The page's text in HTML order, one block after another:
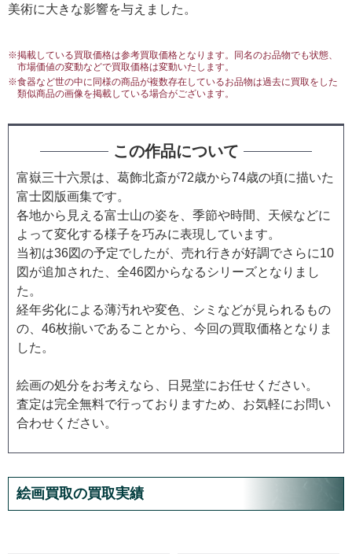
美術に大きな影響を与えました。
※掲載している買取価格は参考買取価格となります。同名のお品物でも状態、
市場価値の変動などで買取価格は変動いたします。
※食器など世の中に同様の商品が複数存在しているお品物は過去に買取をした
類似商品の画像を掲載している場合がございます。
この作品について
富嶽三十六景は、葛飾北斎が72歳から74歳の頃に描いた
富士図版画集です。
各地から見える富士山の姿を、季節や時間、天候などに
よって変化する様子を巧みに表現しています。
当初は36図の予定でしたが、売れ行きが好調でさらに10
図が追加された、全46図からなるシリーズとなりまし
た。
経年劣化による薄汚れや変色、シミなどが見られるもの
の、46枚揃いであることから、今回の買取価格となりま
した。
絵画の処分をお考えなら、日晃堂にお任せください。
査定は完全無料で行っておりますため、お気軽にお問い
合わせください。
絵画買取の買取実績